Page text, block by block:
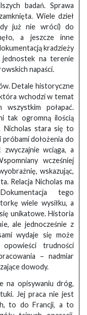
badań. Sprawa
Wiele dzieł
już nie wróci) do
a jeszcze inne
kradzieży
jednostek na terenie
napaści.
Detale historyczne
wchodzi w temat
połapać.
tak ogromną ilością
Nicholas stara się to
dołożenia do
zwyczajnie wciąga, a
wcześniej
wskazując,
Relacja Nicholas ma
tego
wiele wysiłku, a
unikatowe. Historia
ale jednocześnie z
wydaje się może
trudności
– nadmiar
dowody.
na opisywaniu dróg,
Jej praca nie jest
to do Francji, a to